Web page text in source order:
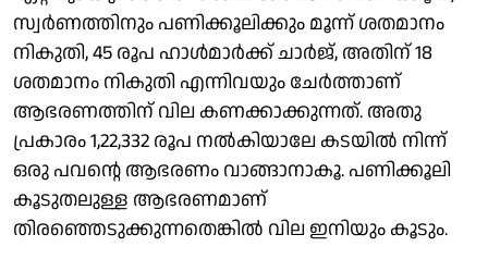
സ്വര്‍ണത്തിനും പണിക്കൂലിക്കും മൂന്ന് ശതമാനം
നികുതി, 45 രൂപ ഹാള്‍മാര്‍ക്ക് ചാര്‍ജ്, അതിന് 18
ശതമാനം നികുതി എന്നിവയും ചേര്‍ത്താണ്
ആഭരണത്തിന് വില കണക്കാക്കുന്നത്. അതു
പ്രകാരം 1,22,332 രൂപ നല്‍കിയാലേ കടയില്‍ നിന്ന്
ഒരു പവന്റെ ആഭരണം വാങ്ങാനാകൂ. പണിക്കൂലി
കൂടുതലുള്ള ആഭരണമാണ്
തിരഞ്ഞെടുക്കുന്നതെങ്കില്‍ വില ഇനിയും കൂടും.